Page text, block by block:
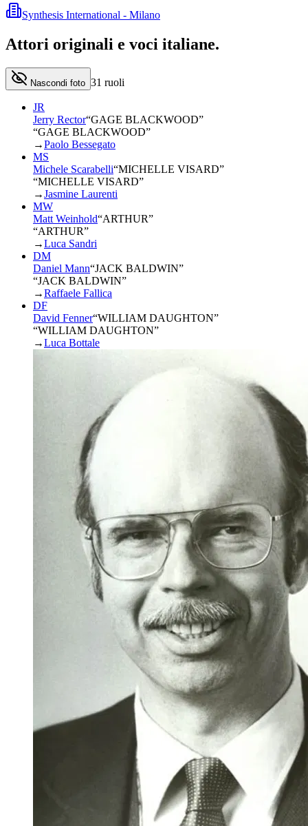
Synthesis International - Milano
Attori originali e voci italiane.
Nascondi foto 31 ruoli
JR
Jerry Rector“GAGE BLACKWOOD”
“GAGE BLACKWOOD”
→Paolo Bessegato
MS
Michele Scarabelli“MICHELLE VISARD”
“MICHELLE VISARD”
→Jasmine Laurenti
MW
Matt Weinhold“ARTHUR”
“ARTHUR”
→Luca Sandri
DM
Daniel Mann“JACK BALDWIN”
“JACK BALDWIN”
→Raffaele Fallica
DF
David Fenner“WILLIAM DAUGHTON”
“WILLIAM DAUGHTON”
→Luca Bottale